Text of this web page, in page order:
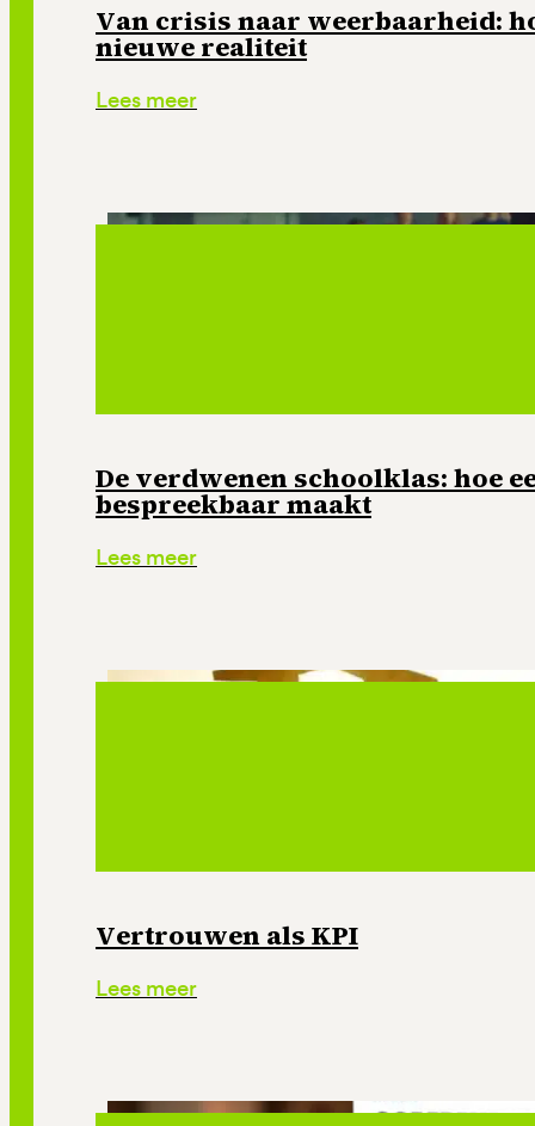
Van crisis naar weerbaarheid:
nieuwe realiteit
Lees meer
De verdwenen schoolklas: hoe
bespreekbaar maakt
Lees meer
Vertrouwen als KPI
Lees meer